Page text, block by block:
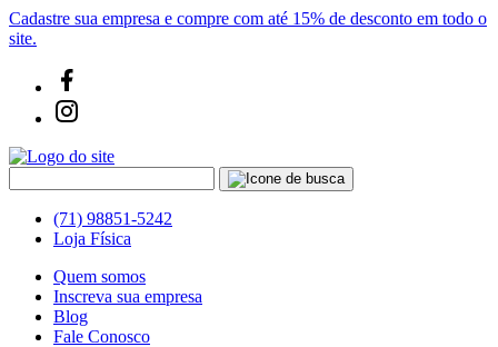
Cadastre sua empresa e compre com até 15% de desconto em todo o
site.
(71) 98851-5242
Loja Física
Quem somos
Inscreva sua empresa
Blog
Fale Conosco